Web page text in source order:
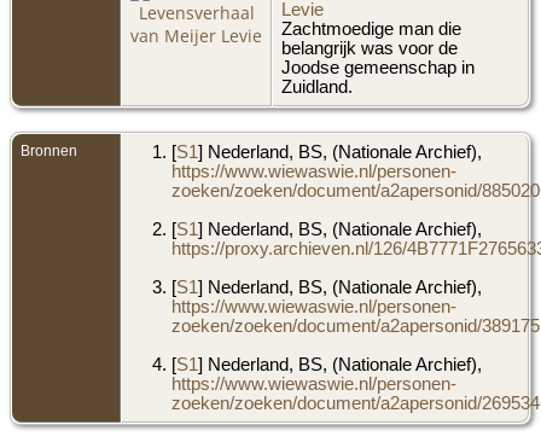
Levie
Zachtmoedige man die
belangrijk was voor de
Joodse gemeenschap in
Zuidland.
Bronnen [S1 ] Nederland, BS, (Nationale Archief),
https://www.wiewaswie.nl/personen-
zoeken/zoeken/document/a2apersonid/
[S1 ] Nederland, BS, (Nationale Archief),
https://proxy.archieven.nl/126/
[S1 ] Nederland, BS, (Nationale Archief),
https://www.wiewaswie.nl/personen-
zoeken/zoeken/document/a2apersonid/
[S1 ] Nederland, BS, (Nationale Archief),
https://www.wiewaswie.nl/personen-
zoeken/zoeken/document/a2apersonid/